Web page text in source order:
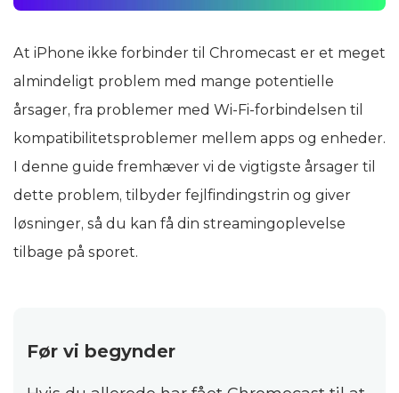
At iPhone ikke forbinder til Chromecast er et meget
almindeligt problem med mange potentielle
årsager, fra problemer med Wi‑Fi-forbindelsen til
kompatibilitetsproblemer mellem apps og enheder.
I denne guide fremhæver vi de vigtigste årsager til
dette problem, tilbyder fejlfindingstrin og giver
løsninger, så du kan få din streamingoplevelse
tilbage på sporet.
Før vi begynder